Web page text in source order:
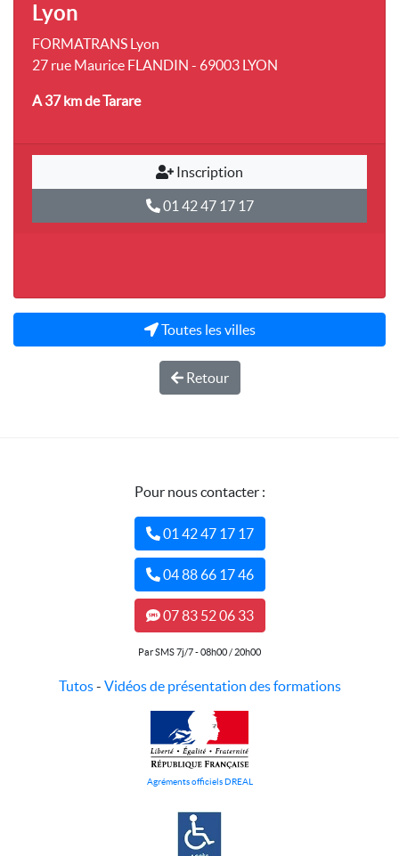
Lyon
FORMATRANS Lyon
27 rue Maurice FLANDIN - 69003 LYON
A 37 kmde Tarare
Inscription
01 42 47 17 17
Toutes les villes
Retour
Pour nous contacter :
01 42 47 17 17
04 88 66 17 46
07 83 52 06 33
Par SMS 7j/7 - 08h00 / 20h00
Tutos- Vidéos de présentation des formations
Agréments officiels DREAL